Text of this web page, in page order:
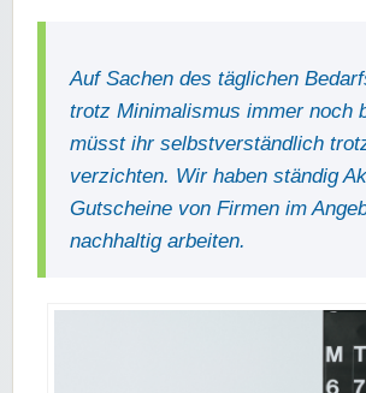
Auf Sachen des täglichen
trotz Minimalismus immer noch
müsst ihr selbstverständlich
verzichten. Wir haben ständig
Gutscheine von Firmen im
nachhaltig arbeiten.